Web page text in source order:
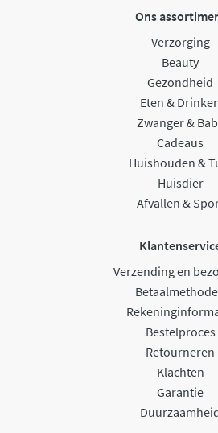
Ons
Verzorging
Beauty
Gezondheid
Eten &
Zwanger &
Cadeaus
Huishouden &
Huisdier
Afvallen &
Verzending en
Bestelproces
Retourneren
Klachten
Garantie